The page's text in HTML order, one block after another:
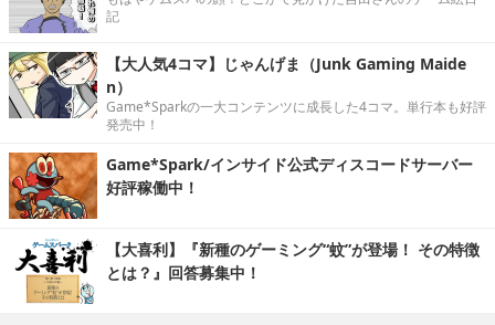
記
【大人気4コマ】じゃんげま（Junk Gaming Maide
n）
Game*Sparkの一大コンテンツに成長した4コマ。単行本も好評
発売中！
Game*Spark/インサイド公式ディスコードサーバー
好評稼働中！
【大喜利】『新種のゲーミング“蚊”が登場！ その特徴
とは？』回答募集中！